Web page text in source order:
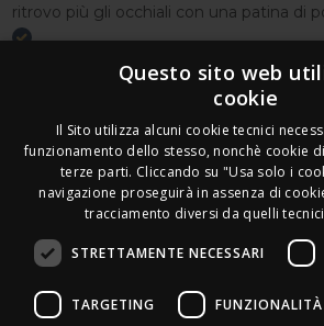
ritrovo più gli occhiali con una patina di
Seguici
Newsletter
Leds Electronics di
Via Annamaria Ortese 33 -
Questo sito web
cookie
Il Sito utilizza alcuni cookie tecnici
funzionamento dello stesso, nonchè cookie
terze parti. Cliccando su "Usa solo i
navigazione proseguirà in assenza di
tracciamento diversi da quelli
STRETTAMENTE NECESSARI
TARGETING FUNZIONALITÀ